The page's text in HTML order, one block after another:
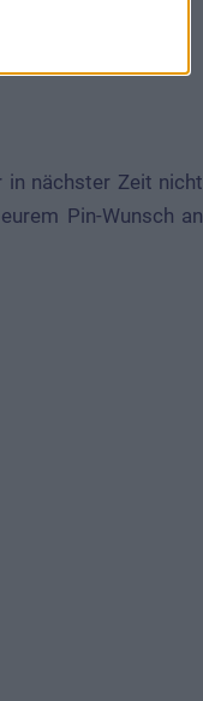
in nächster Zeit nicht
Pin-Wunsch an